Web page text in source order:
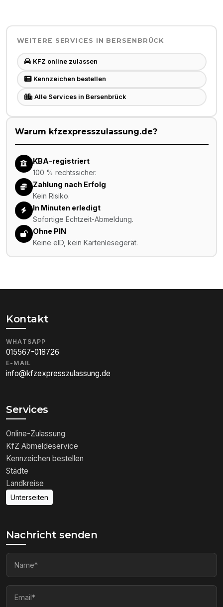
WEITERE SERVICES IN BERSENBRÜCK
KFZ online zulassen
Kennzeichen bestellen
Alle Services in Bersenbrück
Warum kfzexpresszulassung.de?
KBA-registriert
100 % rechtssicher.
Zahlung nach Erfolg
Kein Risiko.
In Minuten erledigt
Sofortige Echtzeit-Abmeldung.
Ohne PIN
Keine eID, kein Kartenlesegerät.
Kontakt
WHATSAPP
015567-018726
E-MAIL
info@kfzexpresszulassung.de
Services
Online-Zulassung
KfZ Abmeldeservice
Kennzeichen bestellen
Städte
Landkreise
Unterseiten
Nachricht senden